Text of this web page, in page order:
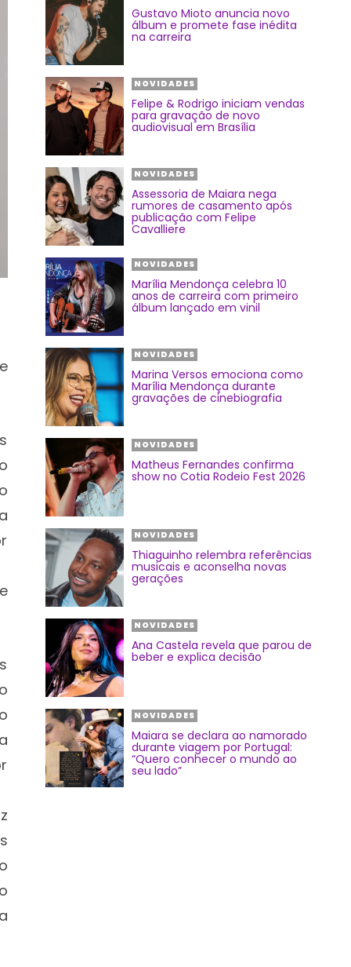
Gustavo Mioto anuncia novo
álbum e promete fase inédita
na carreira
NOVIDADES
Felipe & Rodrigo iniciam vendas
para gravação de novo
audiovisual em Brasília
NOVIDADES
Assessoria de Maiara nega
rumores de casamento após
publicação com Felipe
Cavalliere
NOVIDADES
Marília Mendonça celebra 10
anos de carreira com primeiro
álbum lançado em vinil
NOVIDADES
Marina Versos emociona como
Marília Mendonça durante
gravações de cinebiografia
NOVIDADES
Matheus Fernandes confirma
show no Cotia Rodeio Fest 2026
NOVIDADES
Thiaguinho relembra referências
musicais e aconselha novas
gerações
NOVIDADES
Ana Castela revela que parou de
beber e explica decisão
NOVIDADES
Maiara se declara ao namorado
durante viagem por Portugal:
“Quero conhecer o mundo ao
seu lado”